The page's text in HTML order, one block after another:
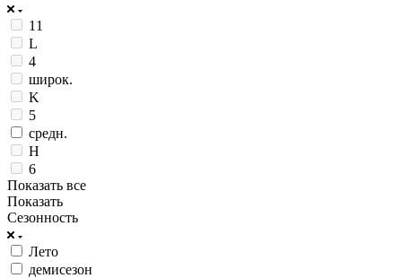
11
L
4
широк.
K
5
средн.
H
6
Показать все
Показать
Сезонность
Лето
демисезон